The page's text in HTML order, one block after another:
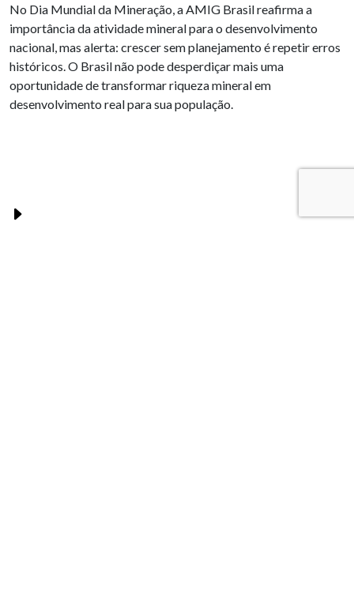
No Dia Mundial da Mineração, a AMIG Brasil reafirma a
importância da atividade mineral para o desenvolvimento
nacional, mas alerta: crescer sem planejamento é repetir erros
históricos. O Brasil não pode desperdiçar mais uma
oportunidade de transformar riqueza mineral em
desenvolvimento real para sua população.